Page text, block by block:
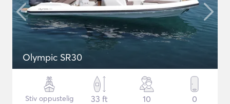
Olympic SR30
Stiv oppustelig
33 ft
10
0